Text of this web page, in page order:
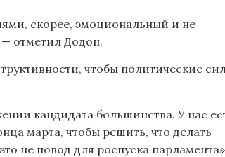
скорее, эмоциональный и не
— отметил Додон.
чтобы политические
кандидата большинства. У нас
марта, чтобы решить, что делать
не повод для роспуска